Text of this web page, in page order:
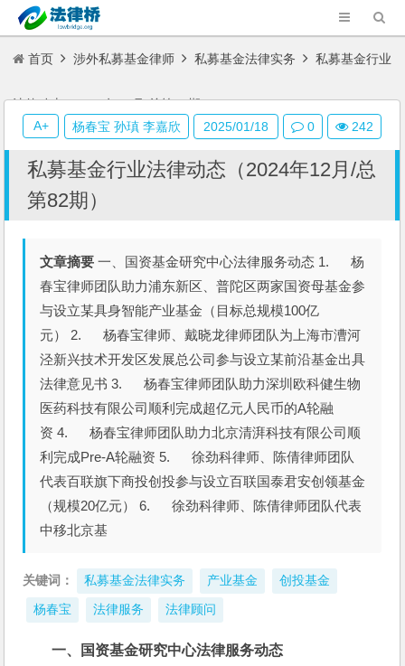
首页 涉外私募基金律师 私募基金法律实务 私募基金行业
法律动态（2024年12月/总第82期）
私募基金行业法律动态（2024年12月/总
第82期）
文章摘要 一、国资基金研究中心法律服务动态 1. 杨
春宝律师团队助力浦东新区、普陀区两家国资母基金参
与设立某具身智能产业基金（目标总规模100亿
元） 2. 杨春宝律师、戴晓龙律师团队为上海市漕河
泾新兴技术开发区发展总公司参与设立某前沿基金出具
法律意见书 3. 杨春宝律师团队助力深圳欧科健生物
医药科技有限公司顺利完成超亿元人民币的A轮融
资 4. 杨春宝律师团队助力北京清湃科技有限公司顺
利完成Pre-A轮融资 5. 徐劲科律师、陈倩律师团队
代表百联旗下商投创投参与设立百联国泰君安创领基金
（规模20亿元） 6. 徐劲科律师、陈倩律师团队代表
中移北京基
关键词： 私募基金法律实务 产业基金 创投基金
杨春宝 法律服务 法律顾问
一、国资基金研究中心法律服务动态
杨春宝 孙瑱 李嘉欣 2025/01/18 0 242
A+